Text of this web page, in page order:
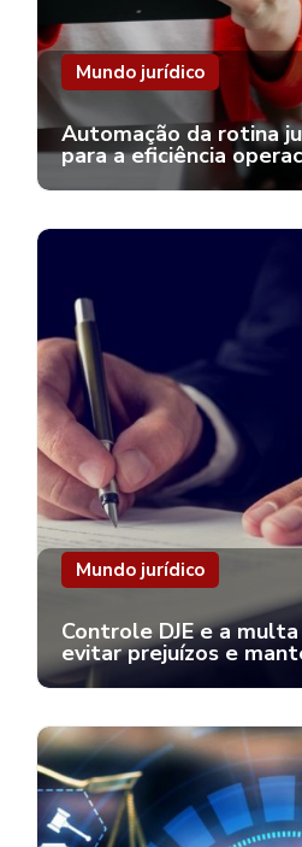
Mundo jurídico
Automação da rotina
para a eficiência
Mundo jurídico
Controle DJE e a
evitar prejuízos e